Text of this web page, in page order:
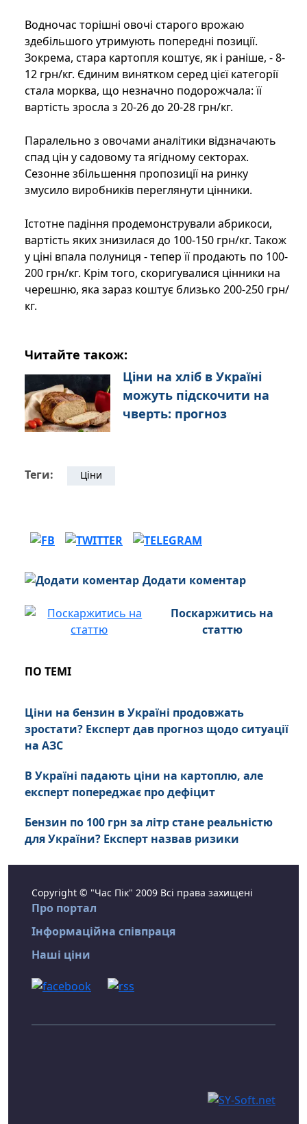
Водночас торішні овочі старого врожаю
здебільшого утримують попередні позиції.
Зокрема, стара картопля коштує, як і раніше, - 8-
12 грн/кг. Єдиним винятком серед цієї категорії
стала морква, що незначно подорожчала: її
вартість зросла з 20-26 до 20-28 грн/кг.
Паралельно з овочами аналітики відзначають
спад цін у садовому та ягідному секторах.
Сезонне збільшення пропозиції на ринку
змусило виробників переглянути цінники.
Істотне падіння продемонстрували абрикоси,
вартість яких знизилася до 100-150 грн/кг. Також
у ціні впала полуниця - тепер її продають по 100-
200 грн/кг. Крім того, скоригувалися цінники на
черешню, яка зараз коштує близько 200-250 грн/
кг.
Читайте також:
Ціни на хліб в Україні
можуть підскочити на
чверть: прогноз
Теги: Ціни
Додати коментар
Поскаржитись на
статтю
ПО ТЕМІ
Ціни на бензин в Україні продовжать
зростати? Експерт дав прогноз щодо ситуації
на АЗС
В Україні падають ціни на картоплю, але
експерт попереджає про дефіцит
Бензин по 100 грн за літр стане реальністю
для України? Експерт назвав ризики
Copyright © "Час Пік" 2009 Всі права захищені
Про портал
Інформаційна співпраця
Наші ціни